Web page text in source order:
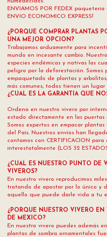
ENVIAMOS POR FEDEX
ENVIO ECONOMICO EXPRESS!
¿PORQUE COMPRAR PLANTAS
UNA MEJOR OPCION?
Trabajamos arduamente para
mundo en incesante cambio.
especies endémicas y nativas las
peligro por la deforestación. Somos
empaquetado de plantas y
más comunes, todos tienen un lugar
¿CUAL ES LA GARANTIA QUE
Ordena en nuestro vivero por
estado directamente en las puertas
Somos expertos en empacar
del País. Nuestros envíos han
contamos con CERTIFICACION
interestatalmente (LOS 32
¿CUAL ES NUESTRO PUNTO DE
VIVEROS?
En nuestro vivero reproducimos
tratando de apostar por lo único y
aquello que puede darle vida a tu
¿PORQUE NUESTRO VIVERO
DE MEXICO?
En nuestro vivero puedes además
plantas de sombra ornamentales